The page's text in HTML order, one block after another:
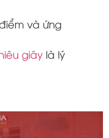
và ứng
giây là lý